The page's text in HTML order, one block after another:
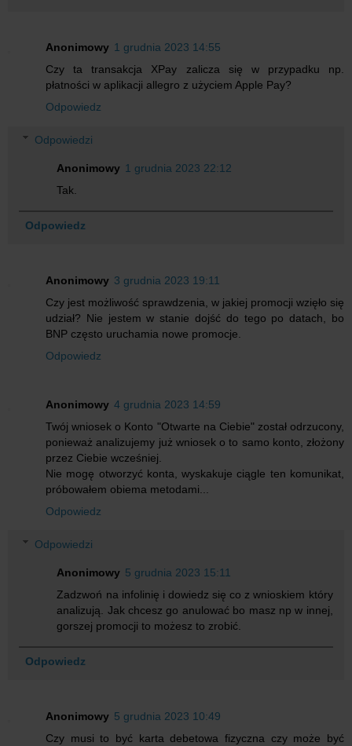
Anonimowy 1 grudnia 2023 14:55
Czy ta transakcja XPay zalicza się w przypadku np.
płatności w aplikacji allegro z użyciem Apple Pay?
Odpowiedz
Odpowiedzi
Anonimowy 1 grudnia 2023 22:12
Tak.
Odpowiedz
Anonimowy 3 grudnia 2023 19:11
Czy jest możliwość sprawdzenia, w jakiej promocji wzięło się
udział? Nie jestem w stanie dojść do tego po datach, bo
BNP często uruchamia nowe promocje.
Odpowiedz
Anonimowy 4 grudnia 2023 14:59
Twój wniosek o Konto "Otwarte na Ciebie" został odrzucony,
ponieważ analizujemy już wniosek o to samo konto, złożony
przez Ciebie wcześniej.
Nie mogę otworzyć konta, wyskakuje ciągle ten komunikat,
próbowałem obiema metodami...
Odpowiedz
Odpowiedzi
Anonimowy 5 grudnia 2023 15:11
Zadzwoń na infolinię i dowiedz się co z wnioskiem który
analizują. Jak chcesz go anulować bo masz np w innej,
gorszej promocji to możesz to zrobić.
Odpowiedz
Anonimowy 5 grudnia 2023 10:49
Czy musi to być karta debetowa fizyczna czy może być